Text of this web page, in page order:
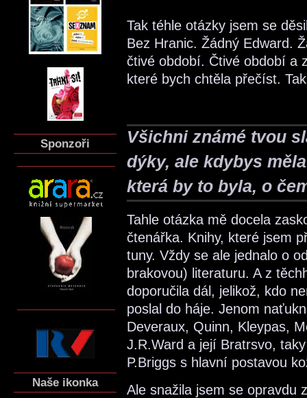
Sponzoři
Naše ikonka
Tak téhle otázky jsem se
Bez Hranic. Žádný Edward.
čtivé období. Čtivé období a
které bych chtěla přečíst.
Všichni známé tvou
dýky, ale kdybys
která by to byla, o
Tahle otázka mě docela
čtenářka. Knihy, které jsem
tuny. Vždy se ale jednalo o
brakovou) literaturu. A z
doporučila dál, jelikož, kdo
poslal do háje. Jenom
Deveraux, Quinn, Kleypas,
J.R.Ward a její Bratrsvo,
P.Briggs s hlavní postavou
Ale snažila jsem se opravdu